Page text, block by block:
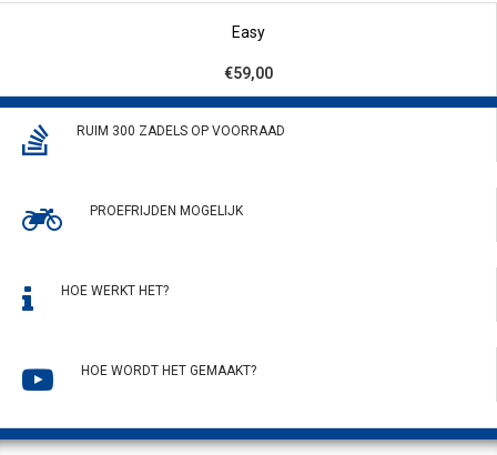
Easy
€59,00
RUIM 300 ZADELS OP VOORRAAD
PROEFRIJDEN MOGELIJK
HOE WERKT HET?
HOE WORDT HET GEMAAKT?